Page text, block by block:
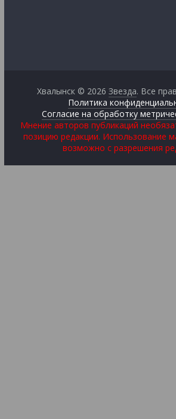
Хвалынск © 2026Звезда. Все
Политика
Согласие на обработку
Мнение авторов публикаций
позицию редакции. Использование
возможно с разрешения